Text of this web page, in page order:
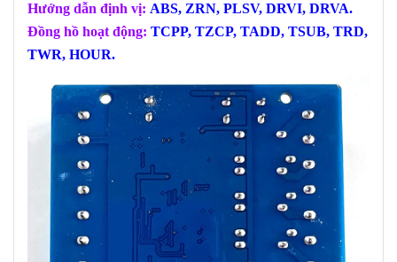
Hướng dẫn định vị: ABS, ZRN, PLSV, DRVI, DRVA.
Đồng hồ hoạt động: TCPP, TZCP, TADD, TSUB, TRD,
TWR, HOUR.